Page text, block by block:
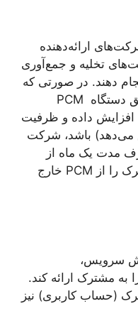
ارائه‌دهنده
تخلیه و جمع‌آوری
۹۶ ساعت انجام دهند. در صورتی که
اتصال خط تلفن مشترک از طریق دستگاه PCM
داده و ظرفیت
می‌دهد) باشد، شرکت
مدت یک ماه از
تاریخ درخواست کاربر، خط مشترک را از PCM خارج
سرویس،
مشترک ارائه کند.
(حساب کاربری) نیز